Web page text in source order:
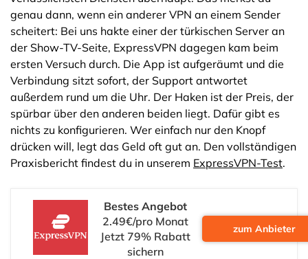
genau dann, wenn ein anderer VPN an einem Sender
scheitert: Bei uns hakte einer der türkischen Server an
der Show-TV-Seite, ExpressVPN dagegen kam beim
ersten Versuch durch. Die App ist aufgeräumt und die
Verbindung sitzt sofort, der Support antwortet
außerdem rund um die Uhr. Der Haken ist der Preis, der
spürbar über den anderen beiden liegt. Dafür gibt es
nichts zu konfigurieren. Wer einfach nur den Knopf
drücken will, legt das Geld oft gut an. Den vollständigen
Praxisbericht findest du in unserem ExpressVPN-Test.
Bestes Angebot
2.49€/pro Monat
Jetzt 79% Rabatt
sichern
zum Anbieter